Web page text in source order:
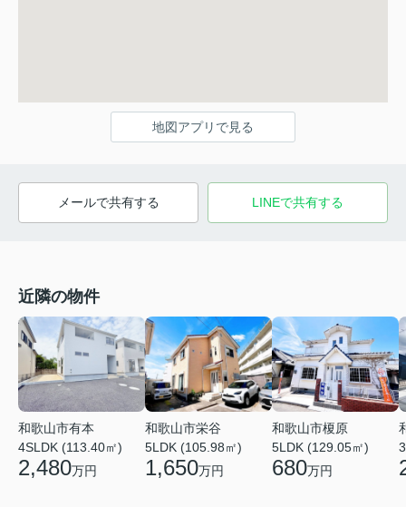
地図アプリで見る
メールで共有する LINEで共有する
近隣の物件
和歌山市有本
4SLDK (113.40㎡)
2,480万円
和歌山市栄谷
5LDK (105.98㎡)
1,650万円
和歌山市榎原
5LDK (129.05㎡)
680万円